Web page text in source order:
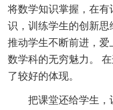
将数学知识掌握，在
识，训练学生的创新
推动学生不断前进，
数学科的无穷魅力。
了较好的体现。
把课堂还给学生